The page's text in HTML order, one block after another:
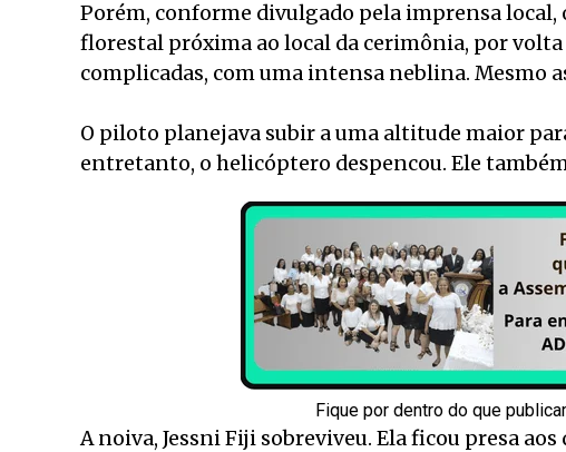
Porém, conforme divulgado pela imprensa local,
florestal próxima ao local da cerimônia, por
complicadas, com uma intensa neblina. Mesmo
O piloto planejava subir a uma altitude maior
entretanto, o helicóptero despencou. Ele
Fique por dentro do que
A noiva, Jessni Fiji sobreviveu. Ela ficou presa